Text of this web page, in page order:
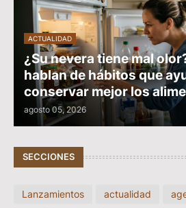
ACTUALIDAD
¿Su nevera tiene mal
hablan de hábitos que
conservar mejor los
agosto 05, 2026
SECCIONES
Lanzamientos actualidad